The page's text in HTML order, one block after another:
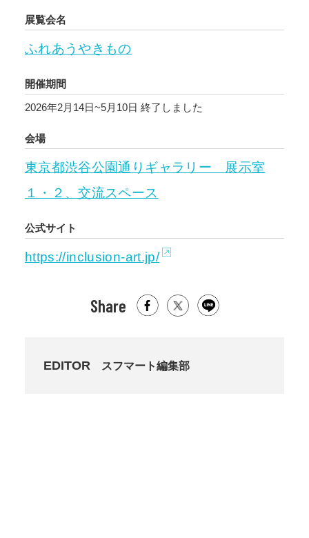
展覧会名
ふれあうやきもの
開催期間
2026年2月14日~5月10日 終了しました
会場
東京都渋谷公園通りギャラリー 展示室
１・２、交流スペース
公式サイト
https://inclusion-art.jp/
Share
EDITOR スフマート編集部